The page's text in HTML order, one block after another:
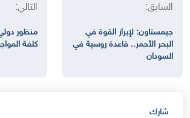
السابق:
جيمستاون: لإبراز القوة في
البحر الأحمر.. قاعدة روسية في
السودان
التالي:
منظور
كلفة
شارك